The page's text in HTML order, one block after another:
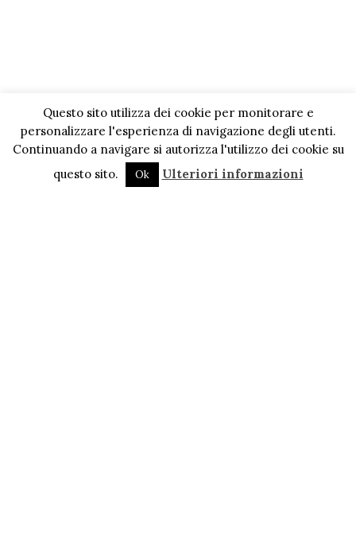
Questo sito utilizza dei cookie per monitorare e
personalizzare l'esperienza di navigazione degli utenti.
Continuando a navigare si autorizza l'utilizzo dei cookie su
questo sito.
Ok Ulteriori informazioni